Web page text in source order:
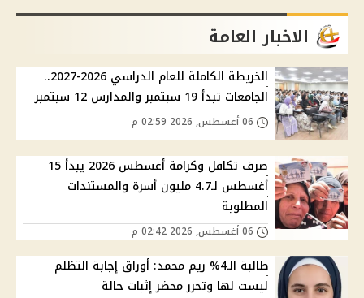
الاخبار العامة
الخريطة الكاملة للعام الدراسي 2026-2027..
الجامعات تبدأ 19 سبتمبر والمدارس 12 سبتمبر
صرف تكافل وكرامة أغسطس 2026 يبدأ 15
أغسطس لـ4.7 مليون أسرة والمستندات
المطلوبة
طالبة الـ4% ريم محمد: أوراق إجابة التظلم
ليست لها وتحرر محضر إثبات حالة